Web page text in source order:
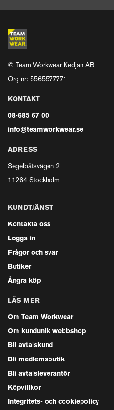
© Team Workwear Kedjan AB
Org nr: 5565577771
KONTAKT
08-685 67 00
info@teamworkwear.se
ADRESS
Segelbåtsvägen 2
11264 Stockholm
KUNDTJÄNST
Kontakta oss
Logga in
Frågor och svar
Butiker
Ångra köp
LÄS MER
Om Team Workwear
Om kundunik webbshop
Bli avtalskund
Bli medlemsbutik
Bli avtalsleverantör
Köpvillkor
Integritets- och cookiepolicy